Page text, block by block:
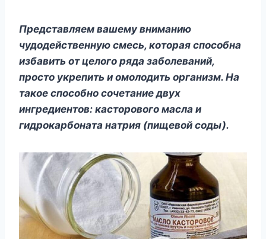
Представляем вашему вниманию
чудодейственную смесь, которая способна
избавить от целого ряда заболеваний,
просто укрепить и омолодить организм. На
такое способно сочетание двух
ингредиентов: касторового масла и
гидрокарбоната натрия (пищевой соды).